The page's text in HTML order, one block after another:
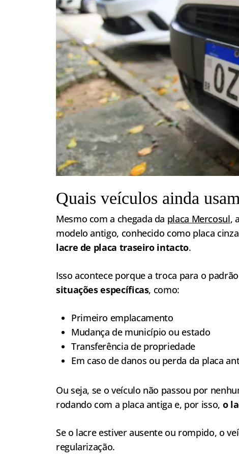
Quais veículos ainda
Mesmo com a chegada da placa Mercosul,
modelo antigo, conhecido como placa
lacre de placa traseiro intacto.
Isso acontece porque a troca para o
situações específicas, como:
Primeiro emplacamento
Mudança de município ou estado
Transferência de propriedade
Em caso de danos ou perda da placa
Ou seja, se o veículo não passou por
rodando com a placa antiga e, por isso, o
Se o lacre estiver ausente ou rompido, o
regularização.